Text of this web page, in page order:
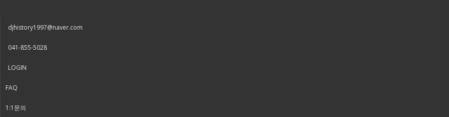
djhistory1997@naver.com
041-855-5028
LOGIN
FAQ
1:1문의